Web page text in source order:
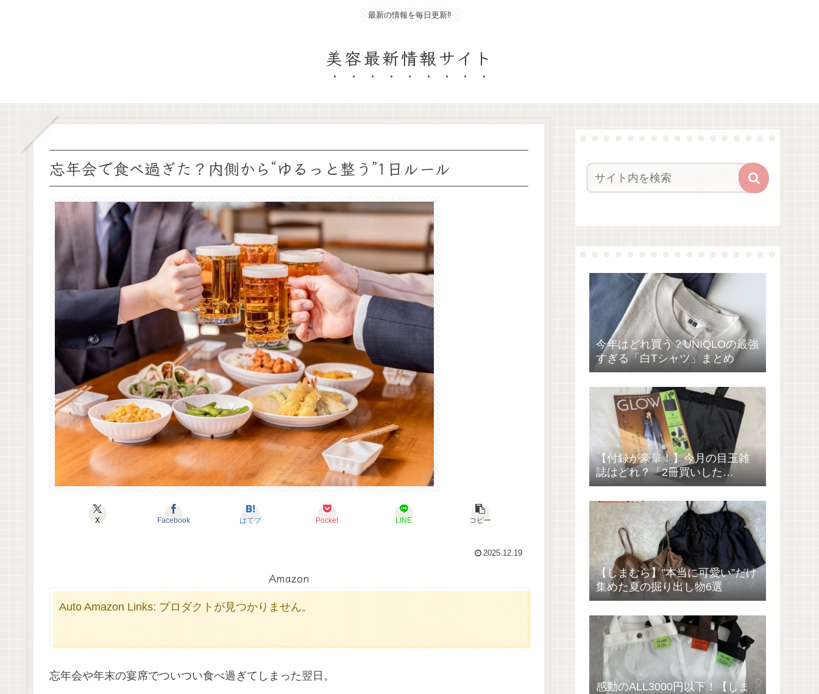
最新の情報を毎日更新‼
美容最新情報サイト
忘年会で食べ過ぎた？内側から“ゆるっと整う”1日ルール
X Facebook はてブ Pocket LINE コピー
2025.12.19
Amazon
Auto Amazon Links: プロダクトが見つかりません。
忘年会や年末の宴席でついつい食べ過ぎてしまった翌日。
今年はどれ買う？UNIQLOの最強
すぎる「白Tシャツ」まとめ
【付録が豪華！】今月の目玉雑
誌はどれ？「2冊買いした
い……」
【しまむら】”本当に可愛い”だけ
集めた夏の掘り出し物6選
感動のALL3000円以下！【しま